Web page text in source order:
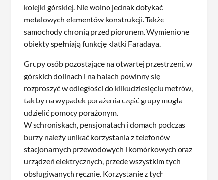
kolejki górskiej. Nie wolno jednak dotykać
metalowych elementów konstrukcji. Także
samochody chronią przed piorunem. Wymienione
obiekty spełniają funkcję klatki Faradaya.
Grupy osób pozostające na otwartej przestrzeni, w
górskich dolinach i na halach powinny się
rozproszyć w odległości do kilkudziesięciu metrów,
tak by na wypadek porażenia część grupy mogła
udzielić pomocy porażonym.
W schroniskach, pensjonatach i domach podczas
burzy należy unikać korzystania z telefonów
stacjonarnych przewodowych i komórkowych oraz
urządzeń elektrycznych, przede wszystkim tych
obsługiwanych ręcznie. Korzystanie z tych